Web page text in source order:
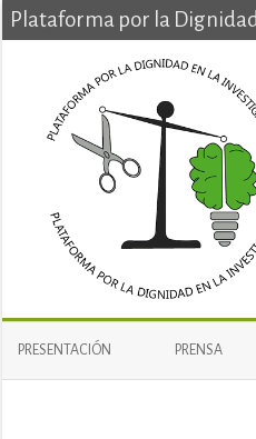
Plataforma por la
PRESENTACIÓN PRENSA